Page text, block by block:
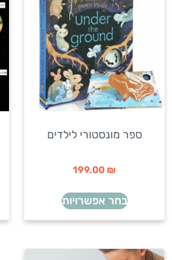
ספר מונסטורי לילדים
199.00 ₪
בחר אפשרויות